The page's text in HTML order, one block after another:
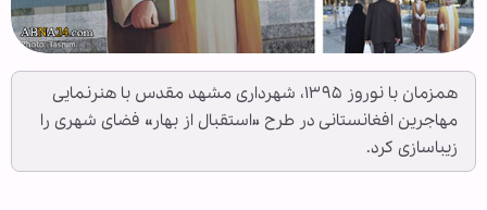
همزمان با نوروز ۱۳۹۵، شهرداری مشهد مقدس با هنرنمایی
مهاجرین افغانستانی در طرح «استقبال از بهار» فضای شهری را
زیباسازی کرد.